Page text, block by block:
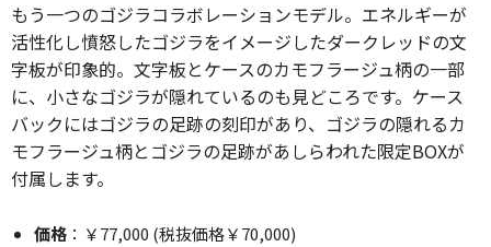
もう一つのゴジラコラボレーションモデル。エネルギーが
活性化し憤怒したゴジラをイメージしたダークレッドの文
字板が印象的。文字板とケースのカモフラージュ柄の一部
に、小さなゴジラが隠れているのも見どころです。ケース
バックにはゴジラの足跡の刻印があり、ゴジラの隠れるカ
モフラージュ柄とゴジラの足跡があしらわれた限定BOXが
付属します。
価格 ：￥77,000 (税抜価格￥70,000)